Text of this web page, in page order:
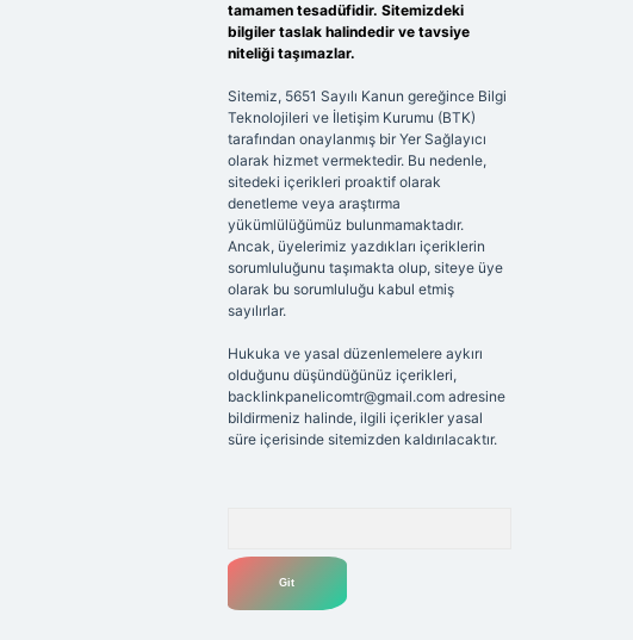
tamamen tesadüfidir. Sitemizdeki
bilgiler taslak halindedir ve tavsiye
niteliği taşımazlar.
Sitemiz, 5651 Sayılı Kanun gereğince Bilgi
Teknolojileri ve İletişim Kurumu (BTK)
tarafından onaylanmış bir Yer Sağlayıcı
olarak hizmet vermektedir. Bu nedenle,
sitedeki içerikleri proaktif olarak
denetleme veya araştırma
yükümlülüğümüz bulunmamaktadır.
Ancak, üyelerimiz yazdıkları içeriklerin
sorumluluğunu taşımakta olup, siteye üye
olarak bu sorumluluğu kabul etmiş
sayılırlar.
Hukuka ve yasal düzenlemelere aykırı
olduğunu düşündüğünüz içerikleri,
backlinkpanelicomtr@gmail.comadresine
bildirmeniz halinde, ilgili içerikler yasal
süre içerisinde sitemizden kaldırılacaktır.